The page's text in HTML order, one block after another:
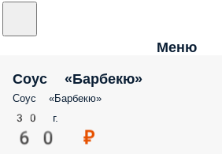
Меню
Соус «Барбекю»
Соус «Барбекю»
30 г.
60 ₽